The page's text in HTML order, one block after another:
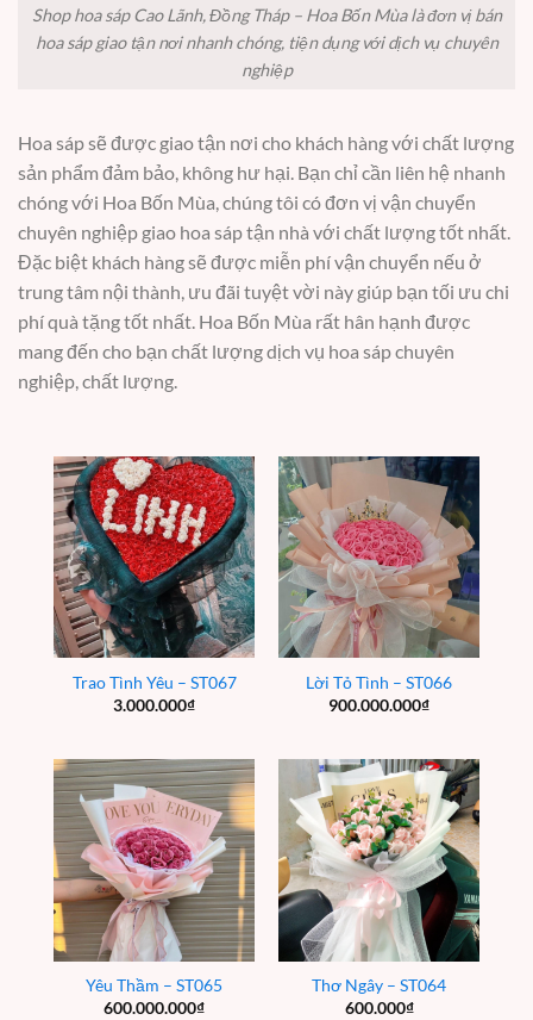
Shop hoa sáp Cao Lãnh, Đồng Tháp – Hoa Bốn Mùa là đơn vị bán
hoa sáp giao tận nơi nhanh chóng, tiện dụng với dịch vụ chuyên
nghiệp
Hoa sáp sẽ được giao tận nơi cho khách hàng với chất lượng
sản phẩm đảm bảo, không hư hại. Bạn chỉ cần liên hệ nhanh
chóng với Hoa Bốn Mùa, chúng tôi có đơn vị vận chuyển
chuyên nghiệp giao hoa sáp tận nhà với chất lượng tốt nhất.
Đặc biệt khách hàng sẽ được miễn phí vận chuyển nếu ở
trung tâm nội thành, ưu đãi tuyệt vời này giúp bạn tối ưu chi
phí quà tặng tốt nhất. Hoa Bốn Mùa rất hân hạnh được
mang đến cho bạn chất lượng dịch vụ hoa sáp chuyên
nghiệp, chất lượng.
Trao Tình Yêu – ST067
3.000.000₫
Lời Tỏ Tình – ST066
900.000.000₫
Yêu Thầm – ST065
600.000.000₫
Thơ Ngây – ST064
600.000₫